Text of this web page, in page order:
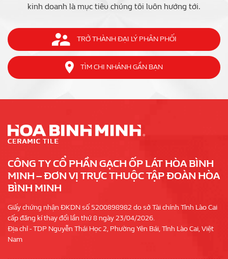
kinh doanh là mục tiêu chúng tôi luôn hướng tới.
TRỞ THÀNH ĐẠI LÝ PHÂN PHỐI
TÌM CHI NHÁNH GẦN BẠN
CÔNG TY CỔ PHẦN GẠCH ỐP LÁT HÒA BÌNH
MINH – ĐƠN VỊ TRỰC THUỘC TẬP ĐOÀN HÒA
BÌNH MINH
Giấy chứng nhận ĐKDN số 5200898982 do sở Tài chính Tỉnh Lào Cai
cấp đăng kí thay đổi lần thứ 8 ngày 23/04/2026.
Địa chỉ - TDP Nguyễn Thái Học 2, Phường Yên Bái, Tỉnh Lào Cai, Việt
Nam